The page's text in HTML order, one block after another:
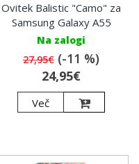
Ovitek Balistic "Camo" za
Samsung Galaxy A55
Na zalogi
27,95€ (-11 %)
24,95€
Več